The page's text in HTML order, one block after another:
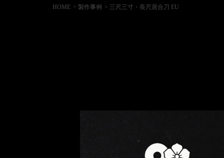
HOME > 製作事例 > 三尺三寸・長尺居合刀 EU